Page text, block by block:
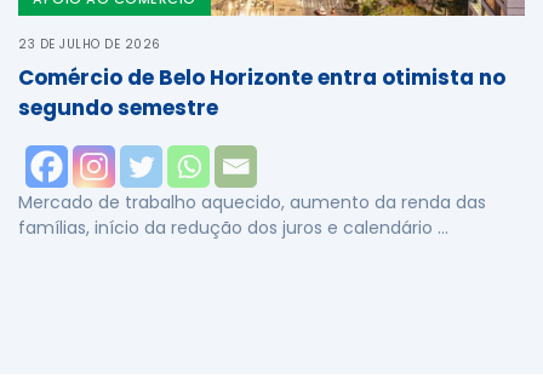
23 DE JULHO DE 2026
Comércio de Belo Horizonte entra otimista no
segundo semestre
Mercado de trabalho aquecido, aumento da renda das
famílias, início da redução dos juros e calendário …